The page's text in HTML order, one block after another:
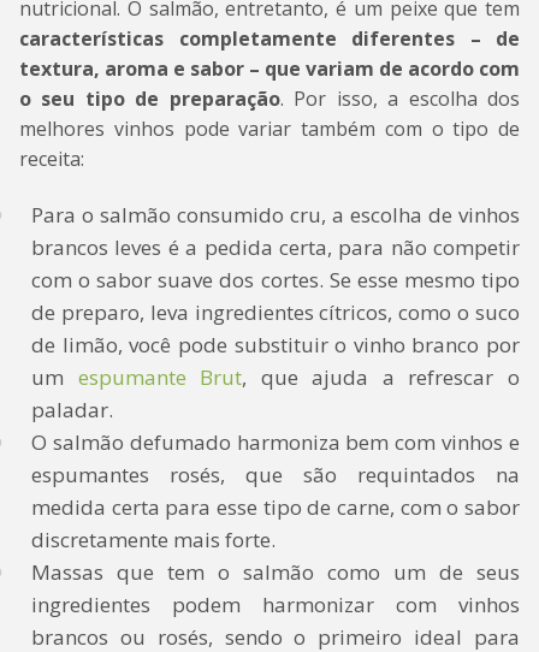
nutricional. O salmão, entretanto, é um peixe que tem
características completamente diferentes – de
textura, aroma e sabor – que variam de acordo com
o seu tipo de preparação. Por isso, a escolha dos
melhores vinhos pode variar também com o tipo de
receita:
Para o salmão consumido cru, a escolha de vinhos
brancos leves é a pedida certa, para não competir
com o sabor suave dos cortes. Se esse mesmo tipo
de preparo, leva ingredientes cítricos, como o suco
de limão, você pode substituir o vinho branco por
um espumante Brut, que ajuda a refrescar o
paladar.
O salmão defumado harmoniza bem com vinhos e
espumantes rosés, que são requintados na
medida certa para esse tipo de carne, com o sabor
discretamente mais forte.
Massas que tem o salmão como um de seus
ingredientes podem harmonizar com vinhos
brancos ou rosés, sendo o primeiro ideal para